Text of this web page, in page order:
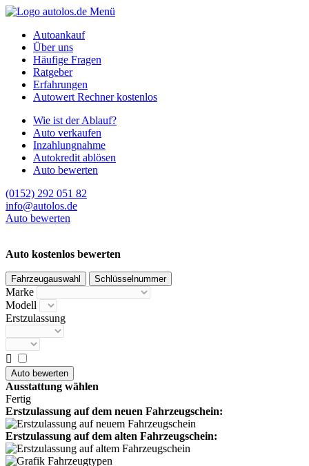
Menü
Autoankauf
Über uns
Häufige Fragen
Ratgeber
Erfahrungen
Autowert Rechner kostenlos
Wie ist der Ablauf?
Auto verkaufen
Inzahlungnahme
Autokredit ablösen
Auto bewerten
(0152) 292 051 82
info@autolos.de
Auto bewerten
Auto kostenlos bewerten
Fahrzeugauswahl Schlüsselnummer
Marke
Modell
Erstzulassung

Ausstattung wählen
Fertig
Erstzulassung auf dem neuen Fahrzeugschein:
Erstzulassung auf dem alten Fahrzeugschein: